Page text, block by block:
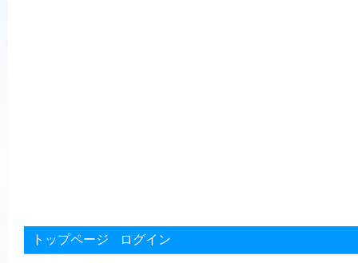
トップページ ログイン